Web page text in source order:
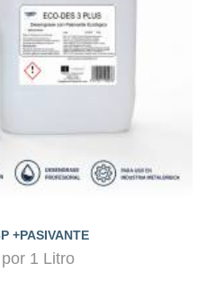
+PASIVANTE
1 Litro